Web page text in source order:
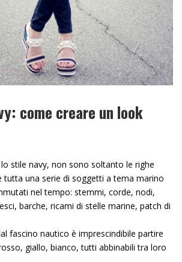
come creare un look
stile navy, non sono soltanto le righe
tutta una serie di soggetti a tema marino
nel tempo: stemmi, corde, nodi,
barche, ricami di stelle marine, patch di
fascino nautico è imprescindibile partire
giallo, bianco, tutti abbinabili tra loro